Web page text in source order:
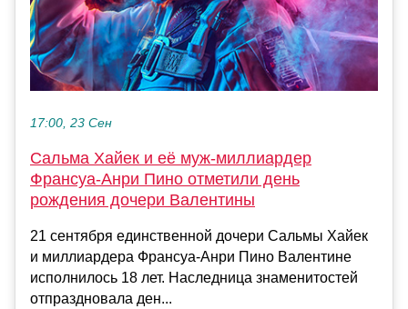
17:00, 23 Сен
Сальма Хайек и её муж-миллиардер
Франсуа-Анри Пино отметили день
рождения дочери Валентины
21 сентября единственной дочери Cальмы Хайек
и миллиардера Франсуа-Анри Пино Валентине
исполнилось 18 лет. Наследница знаменитостей
отпраздновала ден...